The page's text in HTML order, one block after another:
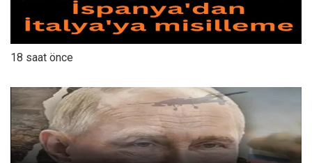
18 saat önce